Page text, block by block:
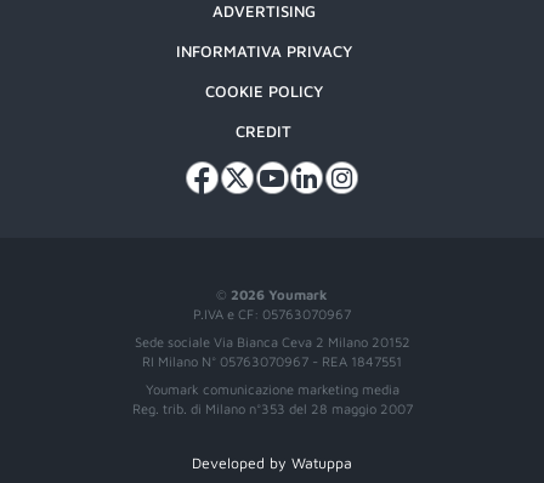
© 2026 Youmark
P.IVA e CF: 05763070967
Sede sociale Via Bianca Ceva 2 Milano 20152
RI Milano N° 05763070967 - REA 1847551
Youmark comunicazione marketing media
Reg. trib. di Milano n°353 del 28 maggio 2007
ADVERTISING
INFORMATIVA PRIVACY
COOKIE POLICY
CREDIT
Developed by Watuppa